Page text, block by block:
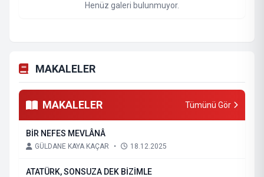
Henüz galeri bulunmuyor.
MAKALELER
MAKALELER Tümünü Gör
BİR NEFES MEVLÂNÂ
GÜLDANE KAYA KAÇAR • 18.12.2025
ATATÜRK, SONSUZA DEK BİZİMLE